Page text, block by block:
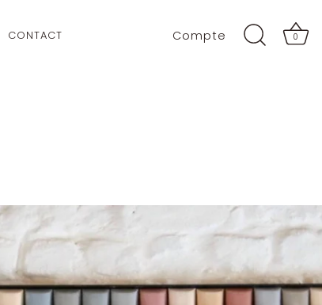
CONTACT Compte 0